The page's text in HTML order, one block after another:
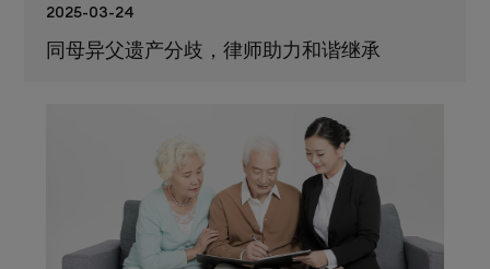
2025-03-24
同母异父遗产分歧，律师助力和谐继承